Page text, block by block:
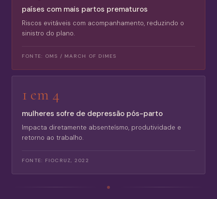
países com mais partos prematuros
Riscos evitáveis com acompanhamento, reduzindo o
sinistro do plano.
FONTE: OMS / MARCH OF DIMES
1 em 4
mulheres sofre de depressão pós-parto
Impacta diretamente absenteísmo, produtividade e
retorno ao trabalho.
FONTE: FIOCRUZ, 2022